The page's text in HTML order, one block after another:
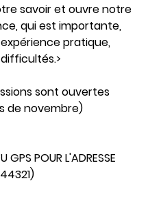
savoir et ouvre notre
qui est importante,
pratique,
sont ouvertes
de novembre)
GPS POUR L'ADRESSE